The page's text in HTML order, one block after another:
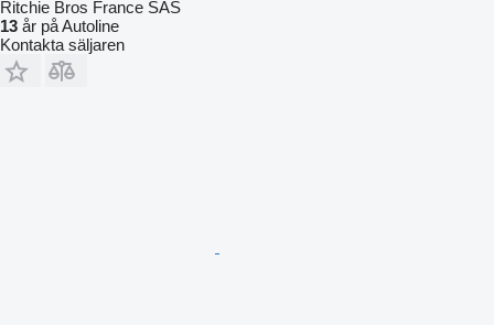
Ritchie Bros France SAS
13 år på Autoline
Kontakta säljaren